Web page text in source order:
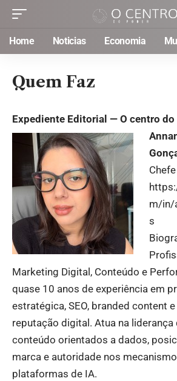
Home Noticias Economia
Quem Faz
Expediente Editorial — O centro do
Chefe
m/in/
s
Marketing Digital, Conteúdo e
quase 10 anos de experiência em
estratégica, SEO, branded content
reputação digital. Atua na
conteúdo orientados a dados,
marca e autoridade nos
plataformas de IA.